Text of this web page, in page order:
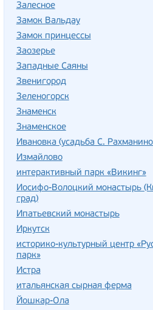
Залесное
Замок Вальдау
Замок принцессы
Заозерье
Западные Саяны
Звенигород
Зеленогорск
Знаменск
Знаменское
Ивановка (усадьба С.
Измайлово
интерактивный парк «Викинг»
Иосифо-Волоцкий монастырь
град)
Ипатьевский монастырь
Иркутск
историко-культурный центр
парк»
Истра
итальянская сырная ферма
Йошкар-Ола